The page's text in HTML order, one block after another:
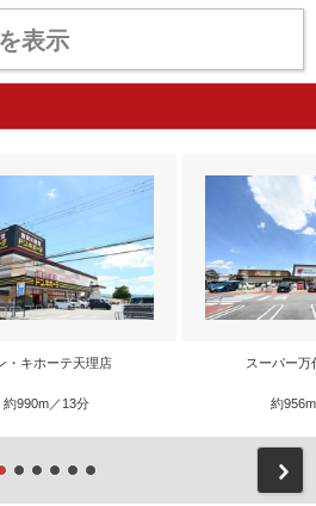
表示
・キホーテ天理店
約990m／13分
スーパー万
約